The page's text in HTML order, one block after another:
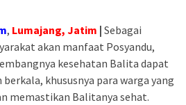
, Lumajang, Jatim | Sebagai
akan manfaat Posyandu,
kesehatan Balita dapat
khususnya para warga yang
memastikan Balitanya sehat.